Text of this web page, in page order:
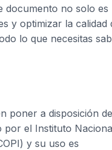
documento no solo es
y optimizar la calidad
lo que necesitas
poner a disposición de
por el Instituto
y su uso es